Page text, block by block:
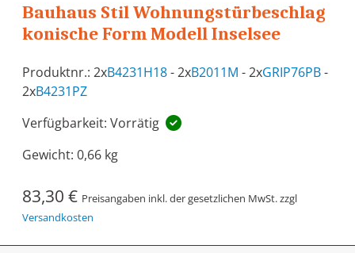
Bauhaus Stil Wohnungstürbeschlag
konische Form Modell Inselsee
Produktnr.: 2xB4231H18- 2xB2011M - 2xGRIP76PB-
2xB4231PZ
Verfügbarkeit: Vorrätig
Gewicht: 0,66 kg
83,30 € Preisangaben inkl. der gesetzlichen MwSt. zzgl
Versandkosten